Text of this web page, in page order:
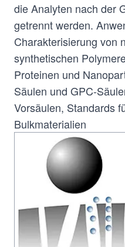
die Analyten nach der
getrennt werden.
Charakterisierung von
synthetischen
Proteinen und
Säulen und GPC-
Vorsäulen, Standards
Bulkmaterialien